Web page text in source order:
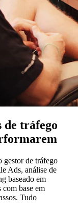
de tráfego
de tráfego
Ads, análise de
baseado em
com base em
Tudo